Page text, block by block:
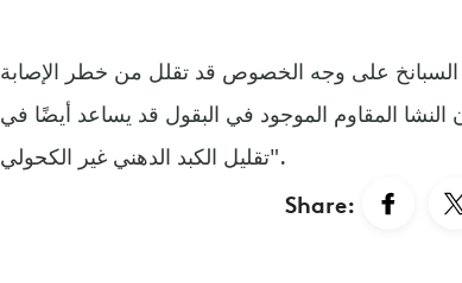
على وجه الخصوص قد تقلل من خطر الإصابة
النشا المقاوم الموجود في البقول قد يساعد أيضًا في
تقليل الكبد الدهني غير الكحولي".
Share: